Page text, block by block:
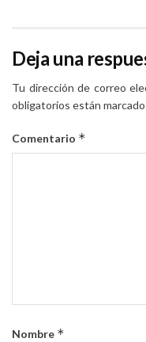
Deja una
Tu dirección de correo
obligatorios están
Comentario *
Nombre *